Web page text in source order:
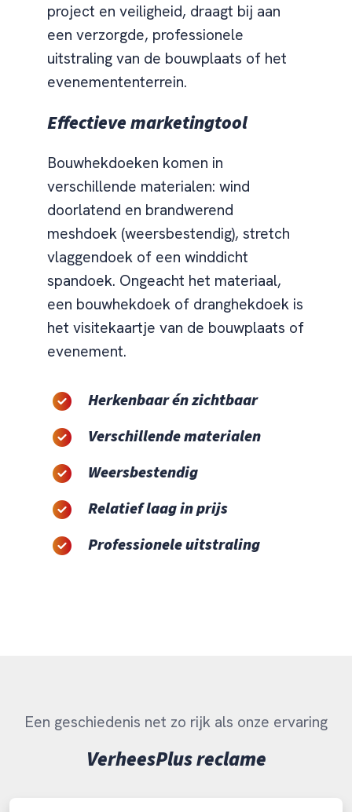
project en veiligheid, draagt bij aan
een verzorgde, professionele
uitstraling van de bouwplaats of het
evenemententerrein.
Effectieve marketingtool
Bouwhekdoeken komen in
verschillende materialen: wind
doorlatend en brandwerend
meshdoek (weersbestendig), stretch
vlaggendoek of een winddicht
spandoek. Ongeacht het materiaal,
een bouwhekdoek of dranghekdoek is
het visitekaartje van de bouwplaats of
evenement.
Herkenbaar én zichtbaar
Verschillende materialen
Weersbestendig
Relatief laag in prijs
Professionele uitstraling
Een geschiedenis net zo rijk als onze ervaring
VerheesPlus reclame